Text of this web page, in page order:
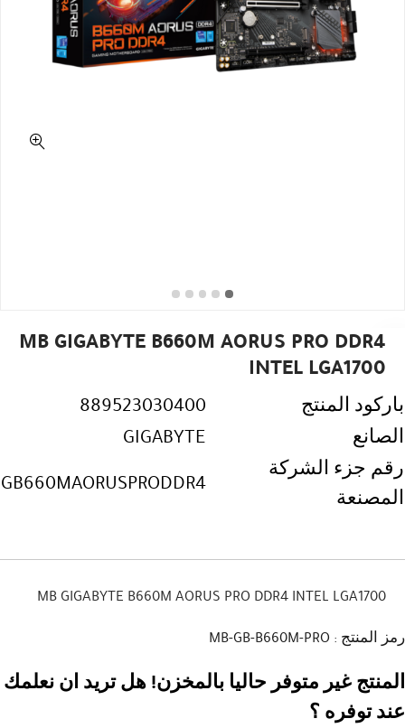
MB GIGABYTE B660M AORUS PRO DDR4
INTEL LGA1700
باركود المنتج
889523030400
الصانع
GIGABYTE
رقم جزء الشركة
المصنعة
GB660MAORUSPRODDR4
MB GIGABYTE B660M AORUS PRO DDR4 INTEL LGA1700
رمز المنتج : MB-GB-B660M-PRO
المنتج غير متوفر حاليا بالمخزن! هل تريد ان نعلمك
عند توفره ؟